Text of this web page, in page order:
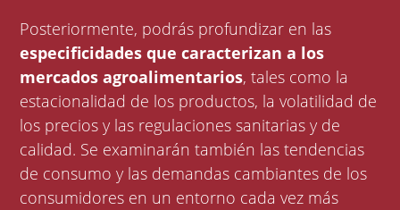
Posteriormente, podrás profundizar en las
especificidades que caracterizan a los
mercados agroalimentarios, tales como la
estacionalidad de los productos, la volatilidad de
los precios y las regulaciones sanitarias y de
calidad. Se examinarán también las tendencias
de consumo y las demandas cambiantes de los
consumidores en un entorno cada vez más